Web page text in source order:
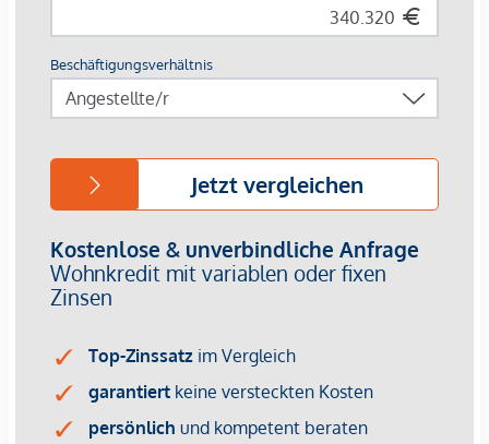
Garagenplätze | E-Mobilität vorbereitet
Für nähere Informationen besuchen Sie gerne unsere
Homepage:
www.margaret.wien
einenpersönlichen Beratungsterminunter
NACHHALTIGKEIT
konsequent umgesetzt – von der ersten Planung bis zur
Fertigstellung. Mit regionalen Materialien und einem Fokus
auf Ressourcenschonung entsteht ein Wohnraum, der mehr
zukunftssicher ist und das Leben mit einem bewussten
Lebensstil verbindet. Margaret steht für Wohnkonzepte, die
nachhaltigen Lebensraum schaffen, dabei aber nie den